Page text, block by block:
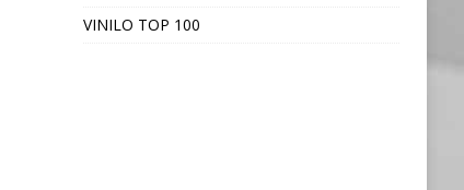
VINILO TOP 100